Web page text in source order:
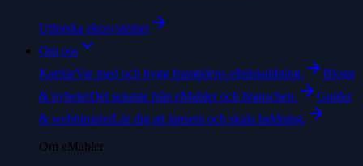
Utforska ekosystemet
Om oss
KarriärVar med och bygg framtidens elbilsladdning.
Blogg
& nyheterDet senaste från eMabler och branschen.
Guider
& webbinarierLär dig att lansera och skala laddning.
Om eMabler